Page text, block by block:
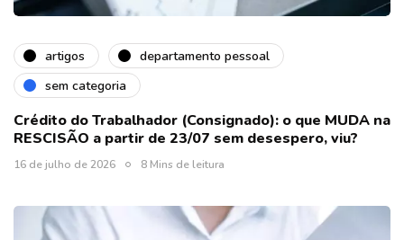
artigos
departamento pessoal
sem categoria
Crédito do Trabalhador (Consignado): o que MUDA na
RESCISÃO a partir de 23/07 sem desespero, viu?
16 de julho de 2026 8 Mins de leitura